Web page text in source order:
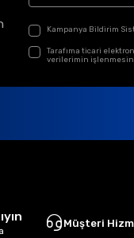
Kampanya Bildirim
Tarafıma ticari
verilerimin
Müşteri